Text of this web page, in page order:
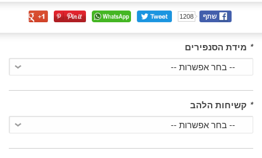
שתף 1208
* מידת הסנפירים
* קשיחות הלהב